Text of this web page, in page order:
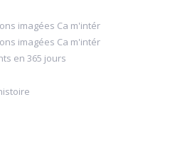
imagées Ca m'intér
imagées Ca m'intér
en 365 jours